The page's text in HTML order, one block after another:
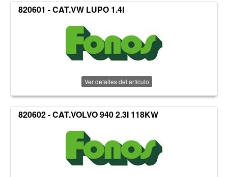
820601 - CAT.VW LUPO 1.4I
Ver detalles del artículo
820602 - CAT.VOLVO 940 2.3I 118KW